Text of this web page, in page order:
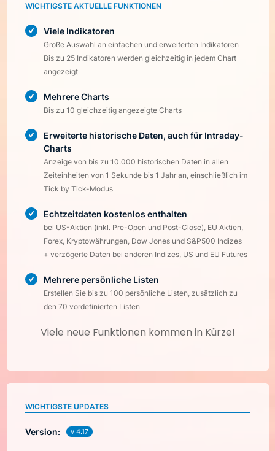
WICHTIGSTE AKTUELLE FUNKTIONEN
Viele Indikatoren
Große Auswahl an einfachen und erweiterten Indikatoren
Bis zu 25 Indikatoren werden gleichzeitig in jedem Chart
angezeigt
Mehrere Charts
Bis zu 10 gleichzeitig angezeigte Charts
Erweiterte historische Daten, auch für Intraday-
Charts
Anzeige von bis zu 10.000 historischen Daten in allen
Zeiteinheiten von 1 Sekunde bis 1 Jahr an, einschließlich im
Tick by Tick-Modus
Echtzeitdaten kostenlos enthalten
bei US-Aktien (inkl. Pre-Open und Post-Close), EU Aktien,
Forex, Kryptowährungen, Dow Jones und S&P500 Indizes
+ verzögerte Daten bei anderen Indizes, US und EU Futures
Mehrere persönliche Listen
Erstellen Sie bis zu 100 persönliche Listen, zusätzlich zu
den 70 vordefinierten Listen
Viele neue Funktionen kommen in Kürze!
WICHTIGSTE UPDATES
Version: v 4.17